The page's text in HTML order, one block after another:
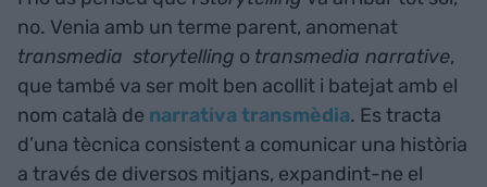
no. Venia amb un terme parent, anomenat
transmedia storytelling o transmedia narrative,
que també va ser molt ben acollit i batejat amb el
nom català de narrativa transmèdia. Es tracta
d’una tècnica consistent a comunicar una història
a través de diversos mitjans, expandint-ne el